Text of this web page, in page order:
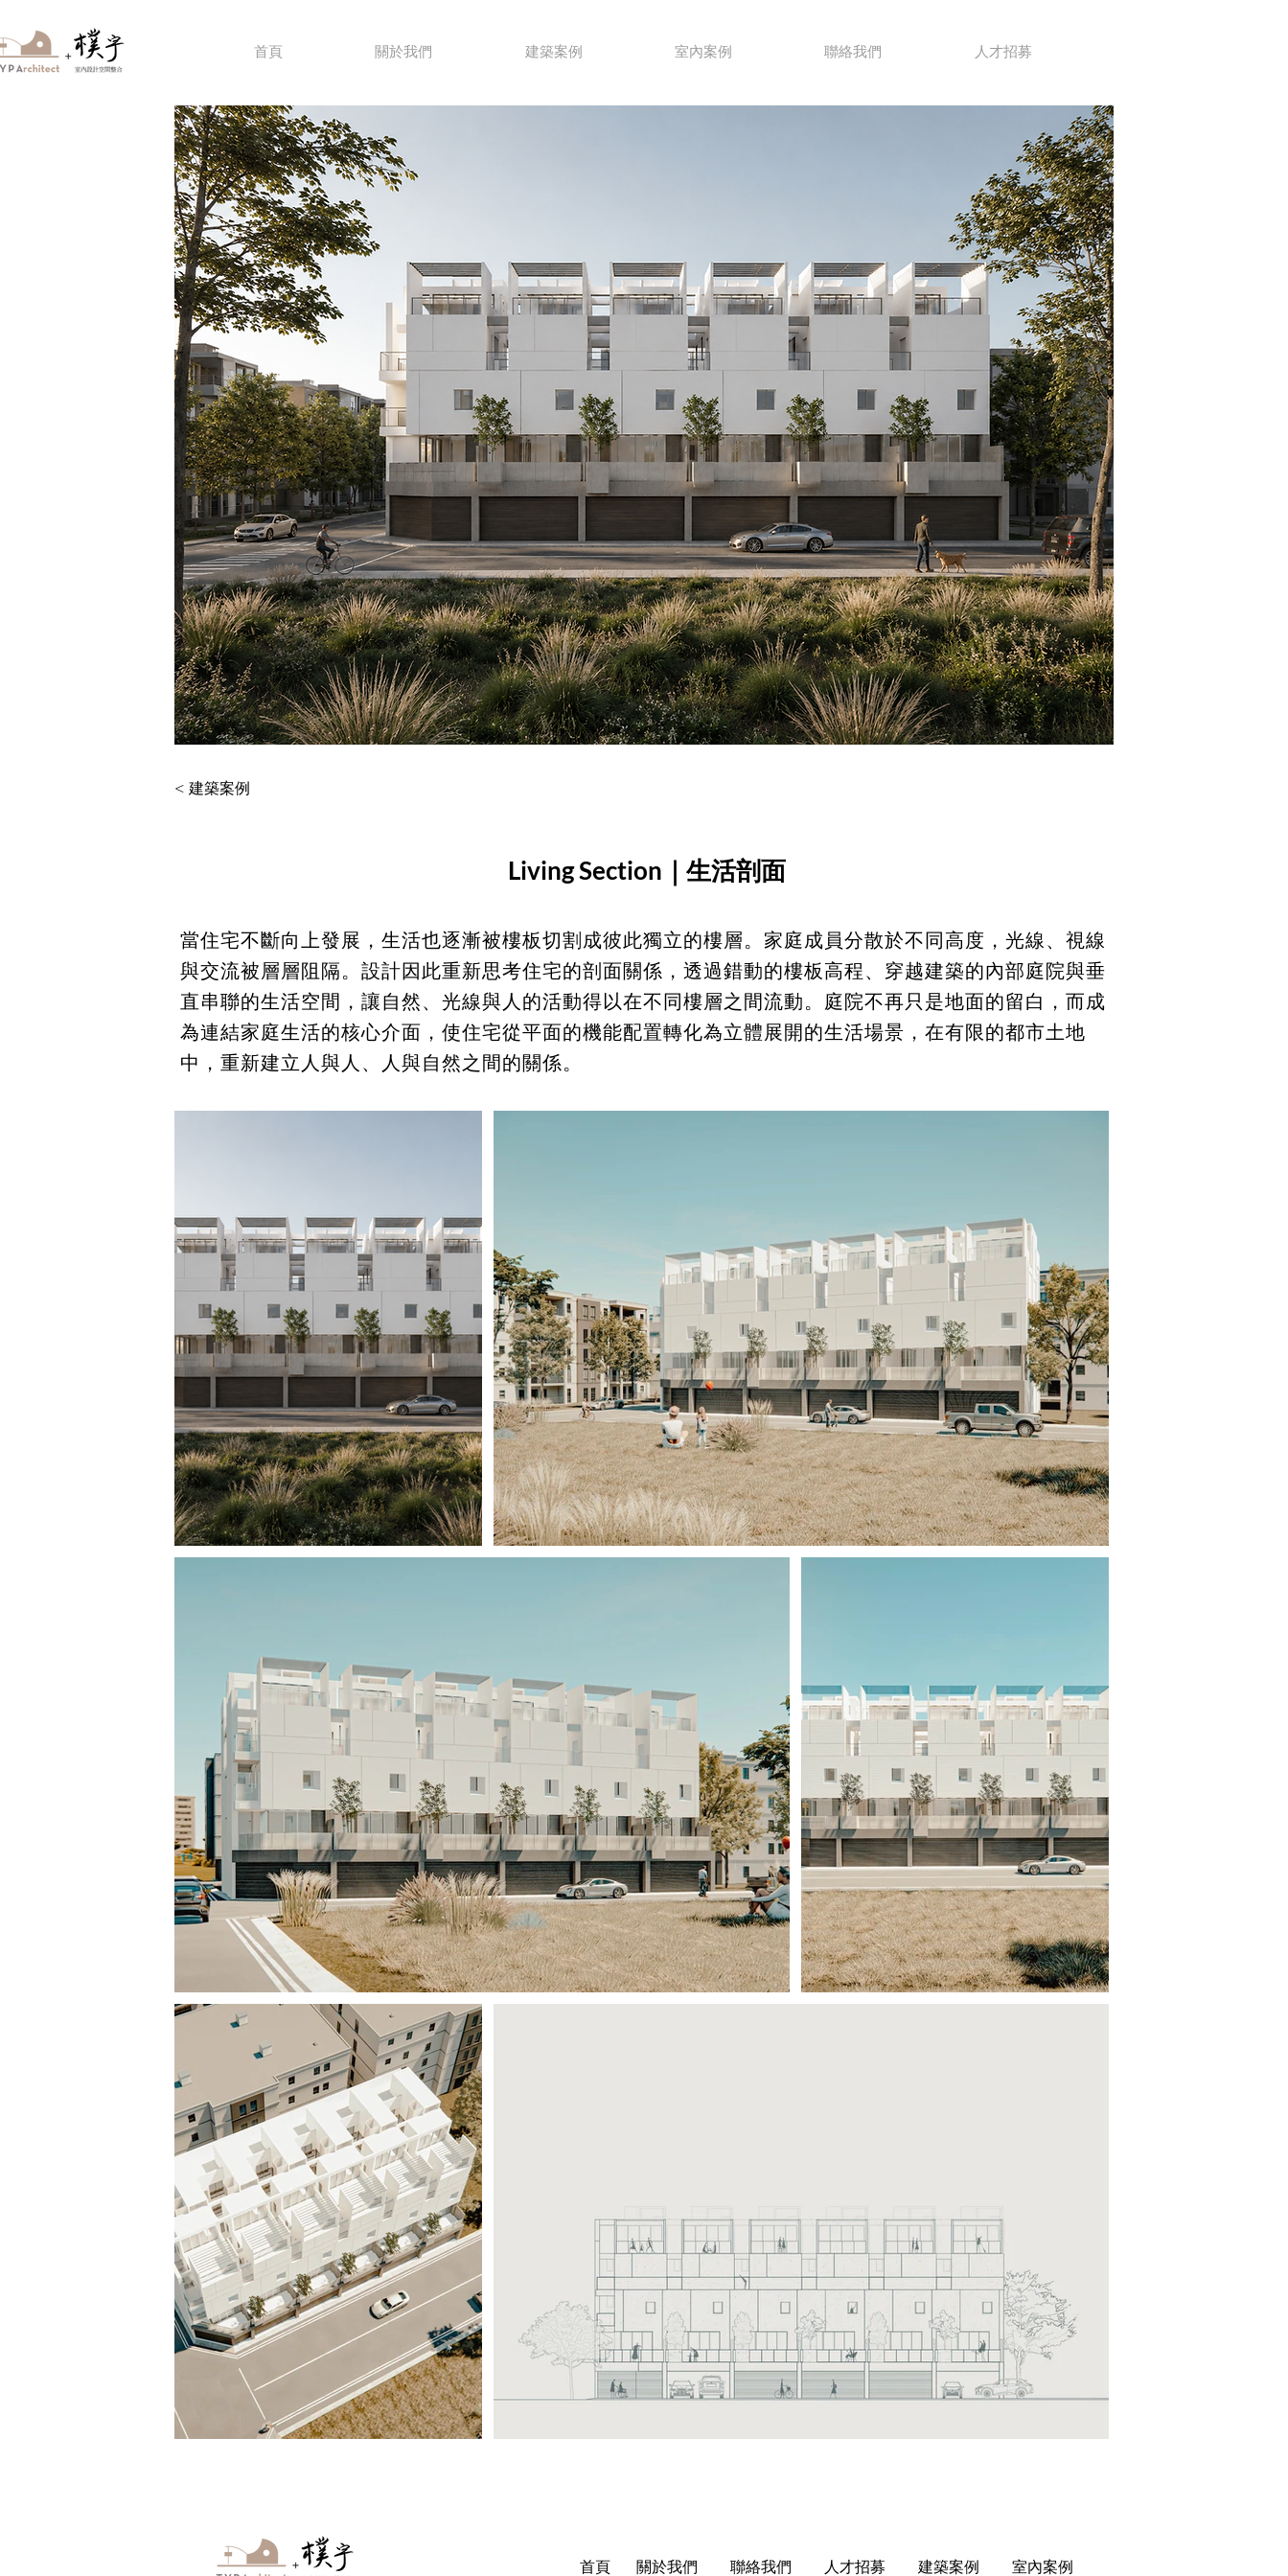
首頁 關於我們 建築案例 室內案例 聯絡我們 人才招募
< 建築案例
Living Section｜生活剖面
當住宅不斷向上發展，生活也逐漸被樓板切割成彼此獨立的樓層。家庭成員分散於不同高度，光線、視線
與交流被層層阻隔。設計因此重新思考住宅的剖面關係，透過錯動的樓板高程、穿越建築的內部庭院與垂
直串聯的生活空間，讓自然、光線與人的活動得以在不同樓層之間流動。庭院不再只是地面的留白，而成
為連結家庭生活的核心介面，使住宅從平面的機能配置轉化為立體展開的生活場景，在有限的都市土地
中，重新建立人與人、人與自然之間的關係。
​首頁 關於我們 聯絡我們 人才招募 建築案例 室內案例